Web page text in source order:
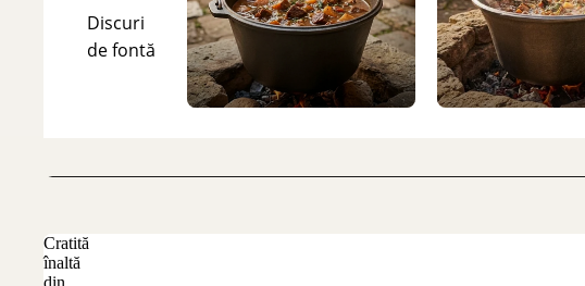
Discuri
de fontă
Cratită
înaltă